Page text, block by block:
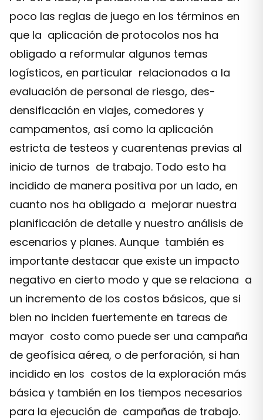
poco las reglas de juego en los términos en
que la aplicación de protocolos nos ha
obligado a reformular algunos temas
logísticos, en particular relacionados a la
evaluación de personal de riesgo, des-
densificación en viajes, comedores y
campamentos, así como la aplicación
estricta de testeos y cuarentenas previas al
inicio de turnos de trabajo. Todo esto ha
incidido de manera positiva por un lado, en
cuanto nos ha obligado a mejorar nuestra
planificación de detalle y nuestro análisis de
escenarios y planes. Aunque también es
importante destacar que existe un impacto
negativo en cierto modo y que se relaciona a
un incremento de los costos básicos, que si
bien no inciden fuertemente en tareas de
mayor costo como puede ser una campaña
de geofísica aérea, o de perforación, si han
incidido en los costos de la exploración más
básica y también en los tiempos necesarios
para la ejecución de campañas de trabajo.